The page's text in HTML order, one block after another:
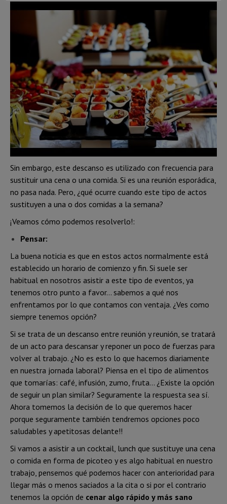
Sin embargo, este descanso es utilizado con frecuencia para
sustituir una cena o una comida. Si es una reunión esporádica,
no pasa nada. Pero, ¿qué ocurre cuando este tipo de actos
sustituyen a una o dos comidas a la semana?
¡Veamos cómo podemos resolverlo!:
Pensar:
La buena noticia es que en estos actos normalmente está
establecido un horario de comienzo y fin. Si suele ser
habitual en nosotros asistir a este tipo de eventos, ya
tenemos otro punto a favor… sabemos a qué nos
enfrentamos por lo que contamos con ventaja. ¿Ves como
siempre tenemos opción?
Si se trata de un descanso entre reunión y reunión, se tratará
de un acto para descansar y reponer un poco de fuerzas para
volver al trabajo. ¿No es esto lo que hacemos diariamente
en nuestra jornada laboral? Piensa en el tipo de alimentos
que tomarías: café, infusión, zumo, fruta… ¿Existe la opción
de seguir un plan similar? Seguramente la respuesta sea sí.
Ahora tomemos la decisión de lo que queremos hacer
porque seguramente también tendremos opciones poco
saludables y apetitosas delante!!
Si vamos a asistir a un cocktail, lunch que sustituye una cena
o comida en forma de picoteo y es algo habitual en nuestro
trabajo, pensemos qué podemos hacer con anterioridad para
llegar más o menos saciados a la cita o si por el contrario
tenemos la opción de cenar algo rápido y más sano